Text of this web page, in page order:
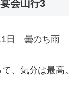
会山行3
日 曇のち雨
、気分は最高。